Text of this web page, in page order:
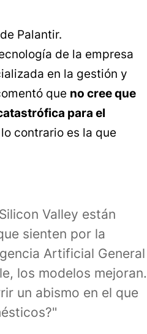
Palantir.
de la empresa
en la gestión y
que no cree que
para el
contrario es la que
Valley están
sienten por la
Artificial General
los modelos mejoran.
un abismo en el que